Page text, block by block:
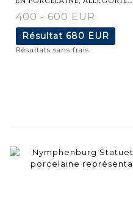
400 - 600 EUR
Résultat 680 EUR
Résultats sans frais